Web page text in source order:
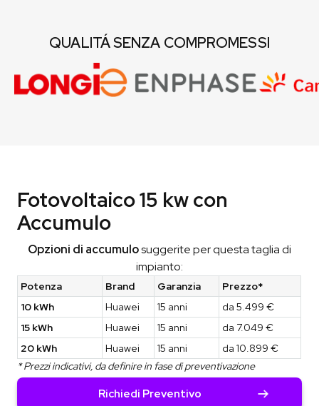
QUALITÁ SENZA COMPROMESSI
Fotovoltaico 15 kw con
Accumulo
Opzioni di accumulosuggerite per questa taglia di
impianto:
Potenza Brand Garanzia
Prezzo*
10 kWh
Huawei 15 anni
da 5.499 €
15 kWh
Huawei 15 anni
da 7.049 €
20 kWh
Huawei 15 anni
da 10.899 €
* Prezzi indicativi, da definire in fase di preventivazione
Richiedi Preventivo